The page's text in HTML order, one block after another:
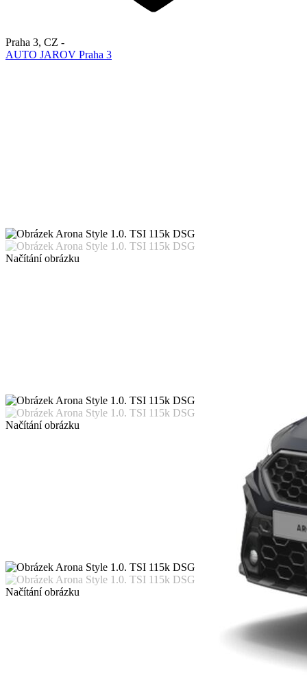
Praha 3, CZ -
AUTO JAROV Praha 3
Načítání obrázku
Načítání obrázku
Načítání obrázku